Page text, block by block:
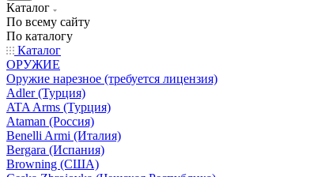
Каталог
По всему сайту
По каталогу
Каталог
ОРУЖИЕ
Оружие нарезное (требуется лицензия)
Adler (Турция)
ATA Arms (Турция)
Ataman (Россия)
Benelli Armi (Италия)
Bergara (Испания)
Browning (США)